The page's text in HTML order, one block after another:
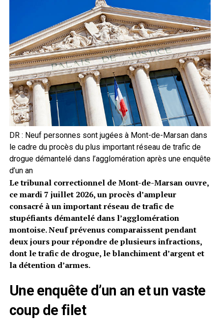
DR : Neuf personnes sont jugées à Mont-de-Marsan dans
le cadre du procès du plus important réseau de trafic de
drogue démantelé dans l’agglomération après une enquête
d’un an
Le tribunal correctionnel de Mont-de-Marsan ouvre,
ce mardi 7 juillet 2026, un procès d’ampleur
consacré à un important réseau de trafic de
stupéfiants démantelé dans l’agglomération
montoise. Neuf prévenus comparaissent pendant
deux jours pour répondre de plusieurs infractions,
dont le trafic de drogue, le blanchiment d’argent et
la détention d’armes.
Une enquête d’un an et un vaste
coup de filet